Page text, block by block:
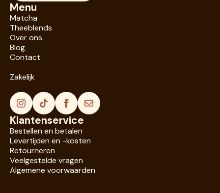
Menu
Matcha
Theeblends
Over ons
Blog
Contact
Zakelijk
Klantenservice
Bestellen en betalen
Levertijden en -kosten
Retourneren
Veelgestelde vragen
Algemene voorwaarden